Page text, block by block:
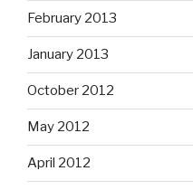
February 2013
January 2013
October 2012
May 2012
April 2012